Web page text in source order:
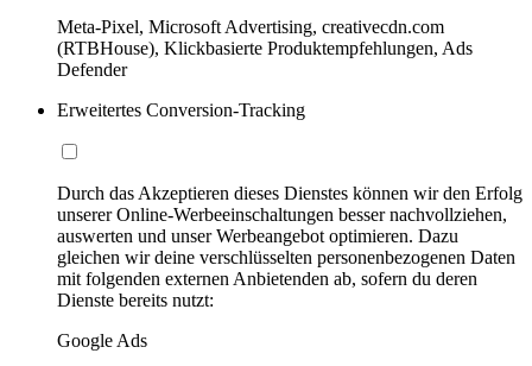
Meta-Pixel, Microsoft Advertising, creativecdn.com
(RTBHouse), Klickbasierte Produktempfehlungen, Ads
Defender
Erweitertes Conversion-Tracking
Durch das Akzeptieren dieses Dienstes können wir den Erfolg
unserer Online-Werbeeinschaltungen besser nachvollziehen,
auswerten und unser Werbeangebot optimieren. Dazu
gleichen wir deine verschlüsselten personenbezogenen Daten
mit folgenden externen Anbietenden ab, sofern du deren
Dienste bereits nutzt:
Google Ads